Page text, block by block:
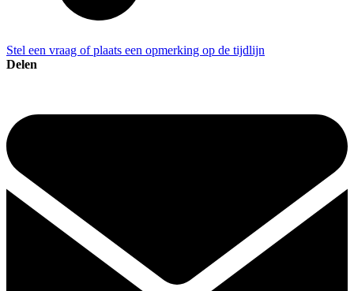
Stel een vraag of plaats een opmerking op de tijdlijn
Delen